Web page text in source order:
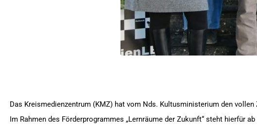
Das Kreismedienzentrum (KMZ) hat vom Nds. Kultusministerium den
Im Rahmen des Förderprogrammes „Lernräume der Zukunft“ steht hierfür